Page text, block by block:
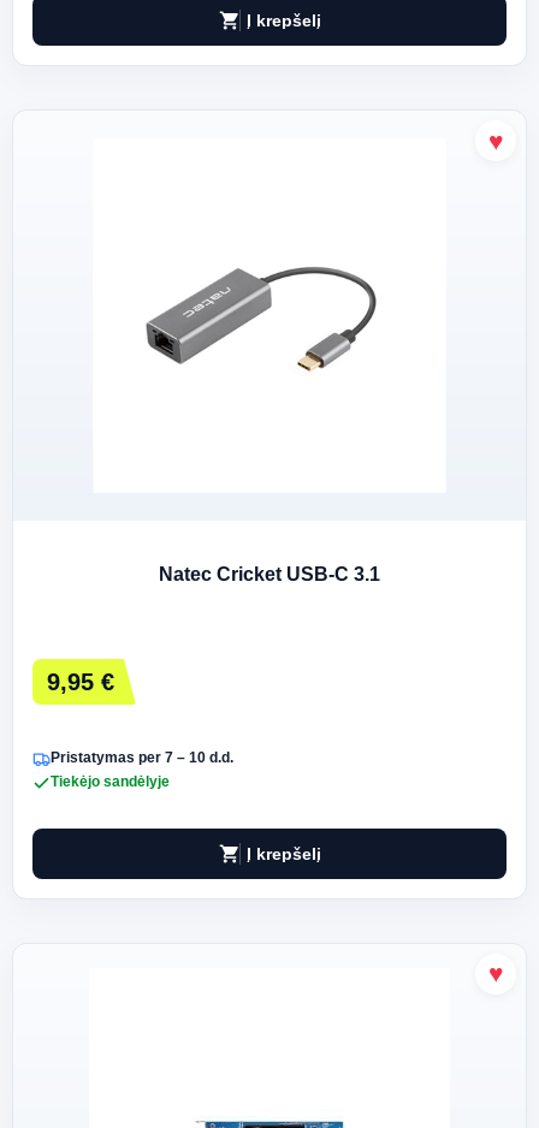
shopping_cart Į krepšelį
Natec Cricket USB-C 3.1
9,95 €
Pristatymas per 7 – 10 d.d.
Tiekėjo sandėlyje
shopping_cart Į krepšelį